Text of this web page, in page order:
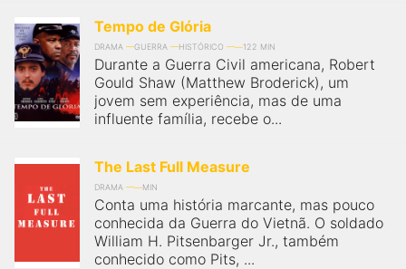
Tempo de Glória
DRAMA GUERRA HISTÓRICO 122 MIN
Durante a Guerra Civil americana, Robert
Gould Shaw (Matthew Broderick), um
jovem sem experiência, mas de uma
influente família, recebe o...
The Last Full Measure
DRAMA MIN
Conta uma história marcante, mas pouco
conhecida da Guerra do Vietnã. O soldado
William H. Pitsenbarger Jr., também
conhecido como Pits, ...